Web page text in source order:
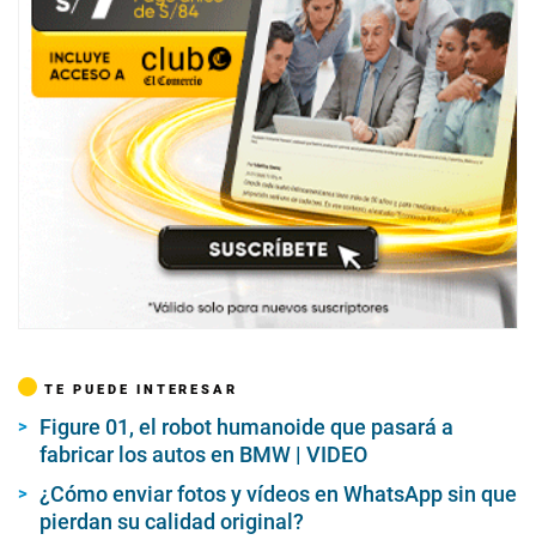
TE PUEDE INTERESAR
Figure 01, el robot humanoide que pasará a
fabricar los autos en BMW | VIDEO
¿Cómo enviar fotos y vídeos en WhatsApp sin que
pierdan su calidad original?